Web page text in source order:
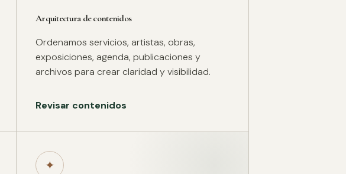
Arquitectura de contenidos
Ordenamos servicios, artistas, obras,
exposiciones, agenda, publicaciones y
archivos para crear claridad y visibilidad.
Revisar contenidos
✦